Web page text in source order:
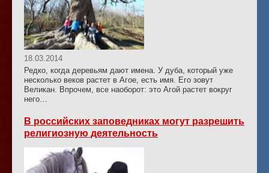
18.03.2014
Редко, когда деревьям дают имена. У дуба, который уже
несколько веков растет в Агое, есть имя. Его зовут
Великан. Впрочем, все наоборот: это Агой растет вокруг
него…
В российских заповедниках могут разрешить
религиозную деятельность